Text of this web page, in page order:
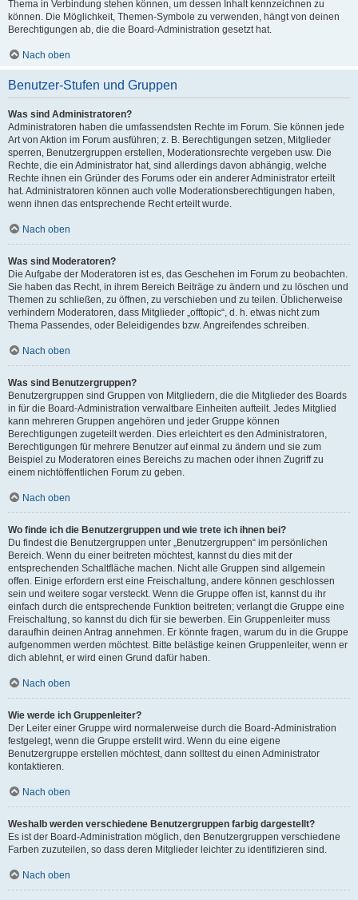
Thema in Verbindung stehen können, um dessen Inhalt kennzeichnen zu
können. Die Möglichkeit, Themen-Symbole zu verwenden, hängt von deinen
Berechtigungen ab, die die Board-Administration gesetzt hat.
Nach oben
Benutzer-Stufen und Gruppen
Was sind Administratoren?
Administratoren haben die umfassendsten Rechte im Forum. Sie können jede
Art von Aktion im Forum ausführen; z. B. Berechtigungen setzen, Mitglieder
sperren, Benutzergruppen erstellen, Moderationsrechte vergeben usw. Die
Rechte, die ein Administrator hat, sind allerdings davon abhängig, welche
Rechte ihnen ein Gründer des Forums oder ein anderer Administrator erteilt
hat. Administratoren können auch volle Moderationsberechtigungen haben,
wenn ihnen das entsprechende Recht erteilt wurde.
Nach oben
Was sind Moderatoren?
Die Aufgabe der Moderatoren ist es, das Geschehen im Forum zu beobachten.
Sie haben das Recht, in ihrem Bereich Beiträge zu ändern und zu löschen und
Themen zu schließen, zu öffnen, zu verschieben und zu teilen. Üblicherweise
verhindern Moderatoren, dass Mitglieder „offtopic“, d. h. etwas nicht zum
Thema Passendes, oder Beleidigendes bzw. Angreifendes schreiben.
Nach oben
Was sind Benutzergruppen?
Benutzergruppen sind Gruppen von Mitgliedern, die die Mitglieder des Boards
in für die Board-Administration verwaltbare Einheiten aufteilt. Jedes Mitglied
kann mehreren Gruppen angehören und jeder Gruppe können
Berechtigungen zugeteilt werden. Dies erleichtert es den Administratoren,
Berechtigungen für mehrere Benutzer auf einmal zu ändern und sie zum
Beispiel zu Moderatoren eines Bereichs zu machen oder ihnen Zugriff zu
einem nichtöffentlichen Forum zu geben.
Nach oben
Wo finde ich die Benutzergruppen und wie trete ich ihnen bei?
Du findest die Benutzergruppen unter „Benutzergruppen“ im persönlichen
Bereich. Wenn du einer beitreten möchtest, kannst du dies mit der
entsprechenden Schaltfläche machen. Nicht alle Gruppen sind allgemein
offen. Einige erfordern erst eine Freischaltung, andere können geschlossen
sein und weitere sogar versteckt. Wenn die Gruppe offen ist, kannst du ihr
einfach durch die entsprechende Funktion beitreten; verlangt die Gruppe eine
Freischaltung, so kannst du dich für sie bewerben. Ein Gruppenleiter muss
daraufhin deinen Antrag annehmen. Er könnte fragen, warum du in die Gruppe
aufgenommen werden möchtest. Bitte belästige keinen Gruppenleiter, wenn er
dich ablehnt, er wird einen Grund dafür haben.
Nach oben
Wie werde ich Gruppenleiter?
Der Leiter einer Gruppe wird normalerweise durch die Board-Administration
festgelegt, wenn die Gruppe erstellt wird. Wenn du eine eigene
Benutzergruppe erstellen möchtest, dann solltest du einen Administrator
kontaktieren.
Nach oben
Weshalb werden verschiedene Benutzergruppen farbig dargestellt?
Es ist der Board-Administration möglich, den Benutzergruppen verschiedene
Farben zuzuteilen, so dass deren Mitglieder leichter zu identifizieren sind.
Nach oben